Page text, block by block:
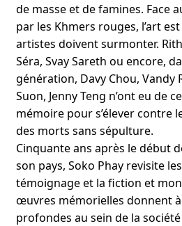
de masse et de famines. Face
par les Khmers rouges, l’art
artistes doivent surmonter.
Séra, Svay Sareth ou encore,
génération, Davy Chou, Vandy
Suon, Jenny Teng n’ont eu de
mémoire pour s’élever contre
des morts sans sépulture.
Cinquante ans après le début
son pays, Soko Phay revisite
témoignage et la fiction et
œuvres mémorielles donnent
profondes au sein de la